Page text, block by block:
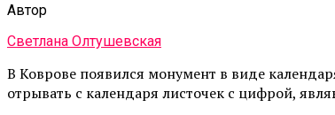
Автор
Светлана Олтушевская
В Коврове появился монумент в виде
отрывать с календаря листочек с цифрой,